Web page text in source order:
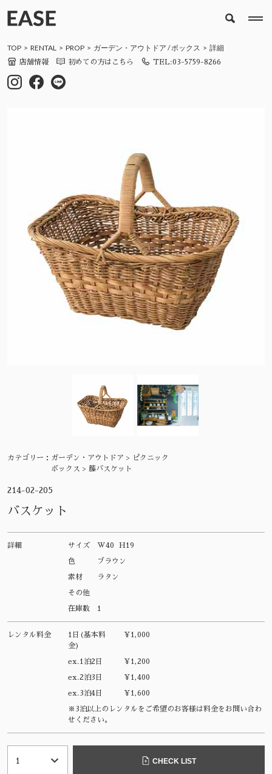
TOP RENTAL PROP ガーデン・アウトドア /ボックス 詳細
店舗情報 初めての方はこちら TEL:03-5759-8266
カテゴリー： ガーデン・アウトドア > ピクニック
ボックス > 籐バスケット
214-02-205
バスケット
詳細 サイズ W40 H19
色 ブラウン
素材 ラタン
その他
在庫数 1
レンタル料金
1日(基本料
金)
¥1,000
ex.1泊2日 ¥1,200
ex.2泊3日 ¥1,400
ex.3泊4日 ¥1,600
※3泊以上のレンタルをご希望のお客様は料金をお問い合わ
せください。
CHECK LIST